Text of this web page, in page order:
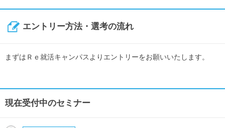
エントリー方法・選考の流れ
まずはＲｅ就活キャンパスよりエントリーをお願いいたします。
現在受付中のセミナー